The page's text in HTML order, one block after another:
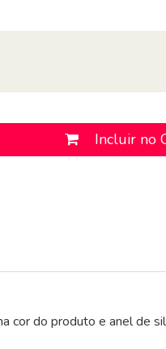
Incluir no
cor do produto e anel de